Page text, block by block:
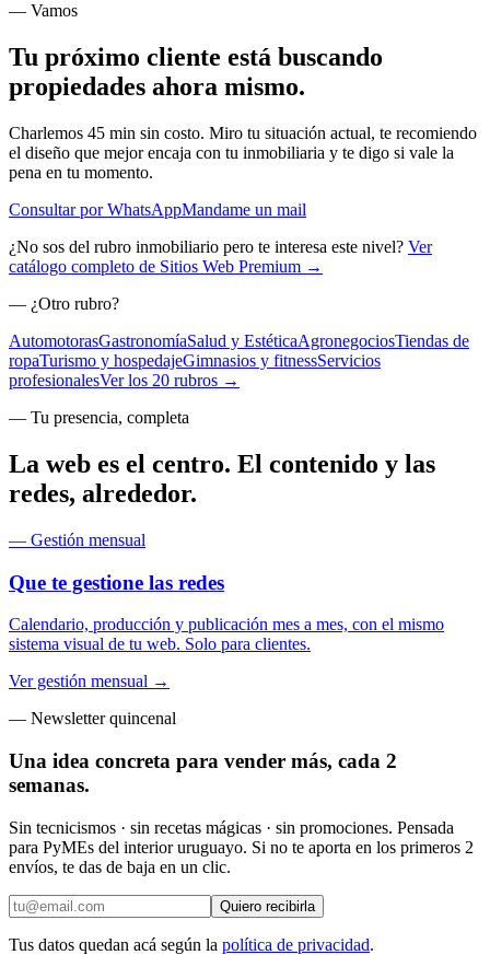
— Vamos
Tu próximo cliente está buscando
propiedades ahora mismo.
Charlemos 45 min sin costo. Miro tu situación actual, te recomiendo
el diseño que mejor encaja con tu inmobiliaria y te digo si vale la
pena en tu momento.
Consultar por WhatsAppMandame un mail
¿No sos del rubro inmobiliario pero te interesa este nivel? Ver
catálogo completo de Sitios Web Premium →
— ¿Otro rubro?
AutomotorasGastronomíaSalud y EstéticaAgronegociosTiendas de
ropaTurismo y hospedajeGimnasios y fitnessServicios
profesionalesVer los 20 rubros →
— Tu presencia, completa
La web es el centro. El contenido y las
redes, alrededor.
— Gestión mensual
Que te gestione las redes
Calendario, producción y publicación mes a mes, con el mismo
sistema visual de tu web. Solo para clientes.
Ver gestión mensual →
— Newsletter quincenal
Una idea concreta para vender más, cada 2
semanas.
Sin tecnicismos · sin recetas mágicas · sin promociones. Pensada
para PyMEs del interior uruguayo. Si no te aporta en los primeros 2
envíos, te das de baja en un clic.
Quiero recibirla
Tus datos quedan acá según la política de privacidad.